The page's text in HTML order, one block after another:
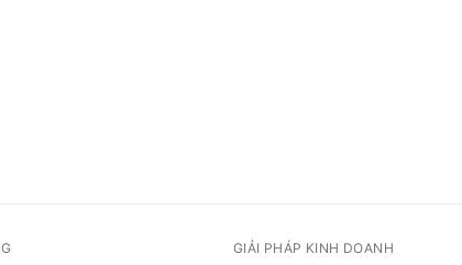
GIẢI PHÁP KINH DOANH